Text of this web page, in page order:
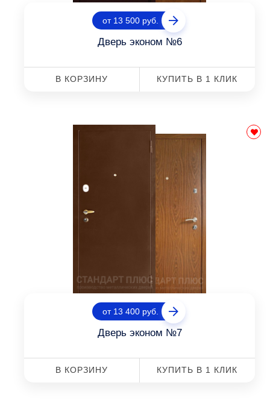
от 13 500 руб.
Дверь эконом №6
В КОРЗИНУ КУПИТЬ В 1 КЛИК
от 13 400 руб.
Дверь эконом №7
В КОРЗИНУ КУПИТЬ В 1 КЛИК